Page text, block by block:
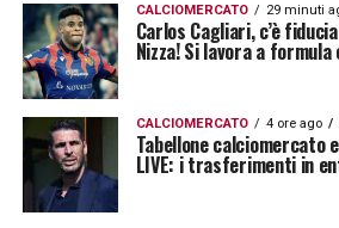
CALCIOMERCATO 29 minuti
Carlos Cagliari, c’è
Nizza! Si lavora a
CALCIOMERCATO 4 ore ago
Tabellone calciomercato
LIVE: i trasferimenti in